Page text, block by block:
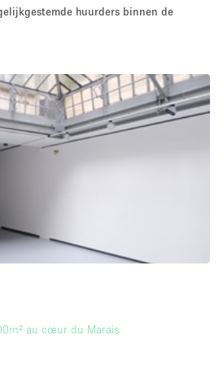
Vergadering Kantoor
Winkel
huurders binnen de
au cœur du Marais